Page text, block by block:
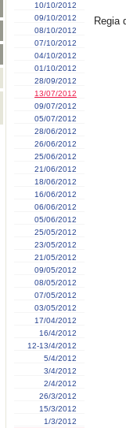
10/10/2012
09/10/2012
08/10/2012
07/10/2012
04/10/2012
01/10/2012
28/09/2012
13/07/2012
09/07/2012
05/07/2012
28/06/2012
26/06/2012
25/06/2012
21/06/2012
18/06/2012
16/06/2012
06/06/2012
05/06/2012
25/05/2012
23/05/2012
21/05/2012
09/05/2012
08/05/2012
07/05/2012
03/05/2012
17/04/2012
16/4/2012
12-13/4/2012
5/4/2012
3/4/2012
2/4/2012
26/3/2012
15/3/2012
1/3/2012
Regia